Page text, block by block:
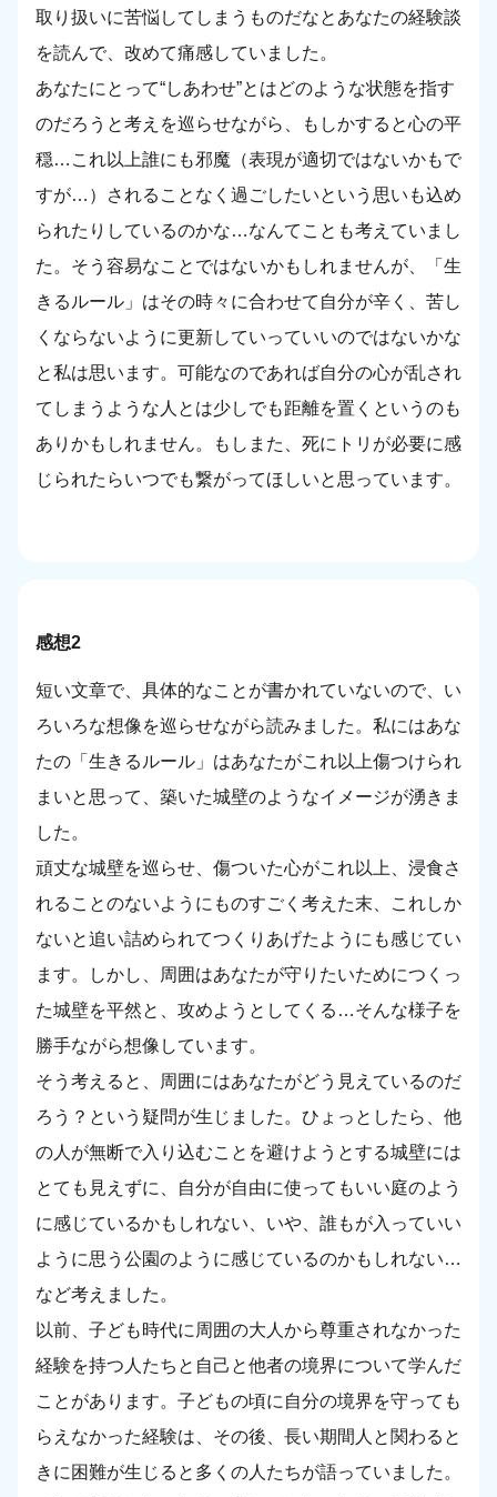
取り扱いに苦悩してしまうものだなとあなたの経験談
を読んで、改めて痛感していました。
あなたにとって“しあわせ”とはどのような状態を指す
のだろうと考えを巡らせながら、もしかすると心の平
穏…これ以上誰にも邪魔（表現が適切ではないかもで
すが…）されることなく過ごしたいという思いも込め
られたりしているのかな…なんてことも考えていまし
た。そう容易なことではないかもしれませんが、「生
きるルール」はその時々に合わせて自分が辛く、苦し
くならないように更新していっていいのではないかな
と私は思います。可能なのであれば自分の心が乱され
てしまうような人とは少しでも距離を置くというのも
ありかもしれません。もしまた、死にトリが必要に感
じられたらいつでも繋がってほしいと思っています。
感想2
短い文章で、具体的なことが書かれていないので、い
ろいろな想像を巡らせながら読みました。私にはあな
たの「生きるルール」はあなたがこれ以上傷つけられ
まいと思って、築いた城壁のようなイメージが湧きま
した。
頑丈な城壁を巡らせ、傷ついた心がこれ以上、浸食さ
れることのないようにものすごく考えた末、これしか
ないと追い詰められてつくりあげたようにも感じてい
ます。しかし、周囲はあなたが守りたいためにつくっ
た城壁を平然と、攻めようとしてくる…そんな様子を
勝手ながら想像しています。
そう考えると、周囲にはあなたがどう見えているのだ
ろう？という疑問が生じました。ひょっとしたら、他
の人が無断で入り込むことを避けようとする城壁には
とても見えずに、自分が自由に使ってもいい庭のよう
に感じているかもしれない、いや、誰もが入っていい
ように思う公園のように感じているのかもしれない…
など考えました。
以前、子ども時代に周囲の大人から尊重されなかった
経験を持つ人たちと自己と他者の境界について学んだ
ことがあります。子どもの頃に自分の境界を守っても
らえなかった経験は、その後、長い期間人と関わると
きに困難が生じると多くの人たちが語っていました。